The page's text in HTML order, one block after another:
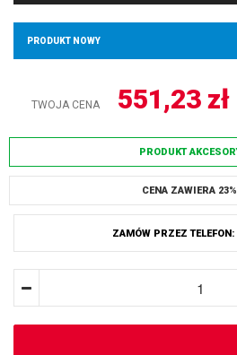
PRODUKT NOWY
TWOJA CENA 551,23 zł
PRODUKT
CENA ZAWIERA
ZAMÓW PRZEZ TELEFON: